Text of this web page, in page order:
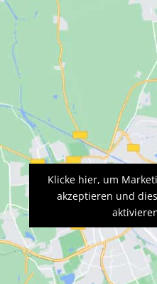
Klicke hier, um
akzeptieren und